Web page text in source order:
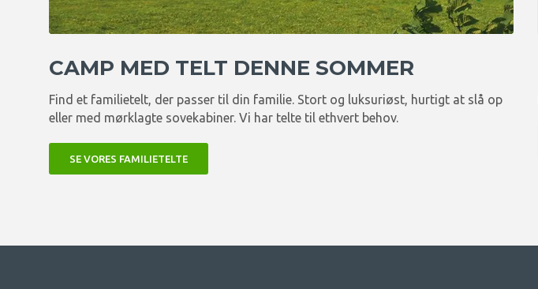
CAMP MED TELT DENNE SOMMER
Find et familietelt, der passer til din familie. Stort og luksuriøst, hurtigt at slå op
eller med mørklagte sovekabiner. Vi har telte til ethvert behov.
SE VORES FAMILIETELTE